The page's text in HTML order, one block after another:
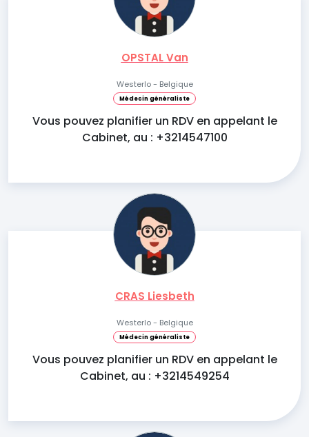
OPSTAL Van
Westerlo - Belgique
Médecin généraliste
Vous pouvez planifier un RDV en appelant le
Cabinet, au : +3214547100
CRAS Liesbeth
Westerlo - Belgique
Médecin généraliste
Vous pouvez planifier un RDV en appelant le
Cabinet, au : +3214549254